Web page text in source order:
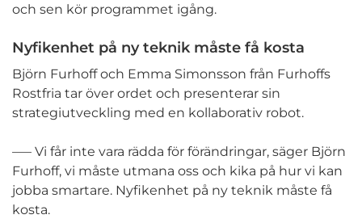
och sen kör programmet igång.
Nyfikenhet på ny teknik måste få kosta
Björn Furhoff och Emma Simonsson från Furhoffs
Rostfria tar över ordet och presenterar sin
strategiutveckling med en kollaborativ robot.
–— Vi får inte vara rädda för förändringar, säger Björn
Furhoff, vi måste utmana oss och kika på hur vi kan
jobba smartare. Nyfikenhet på ny teknik måste få
kosta.